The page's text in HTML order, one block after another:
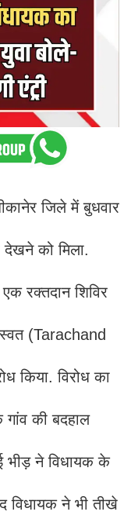
जिले में बुधवार
देखने को मिला.
रक्तदान शिविर
(Tarachand
किया. विरोध का
गांव की बदहाल
ने विधायक के
विधायक ने भी तीखे